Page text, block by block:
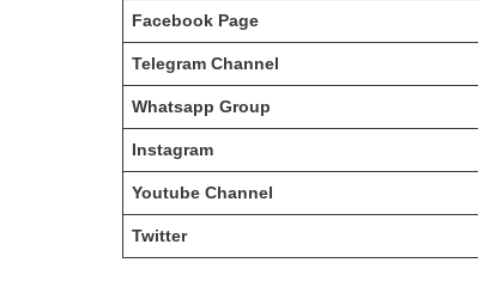
Facebook Page
Telegram Channel
Whatsapp Group
Instagram
Youtube Channel
Twitter